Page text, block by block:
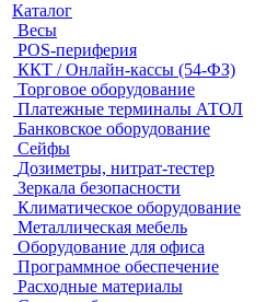
Каталог
Весы
POS-периферия
ККТ / Онлайн-кассы (54-ФЗ)
Торговое оборудование
Платежные терминалы АТОЛ
Банковское оборудование
Сейфы
Дозиметры, нитрат-тестер
Зеркала безопасности
Климатическое оборудование
Металлическая мебель
Оборудование для офиса
Программное обеспечение
Расходные материалы